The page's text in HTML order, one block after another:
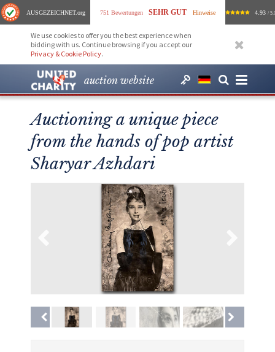
AUSGEZEICHNET.org 751 Bewertungen SEHR GUT Hinweise 4.93 /
We use cookies to offer you the best experience when
bidding with us. Continue browsing if you accept our
Privacy & Cookie Policy.
auction website
Auctioning a unique piece
from the hands of pop artist
Sharyar Azhdari